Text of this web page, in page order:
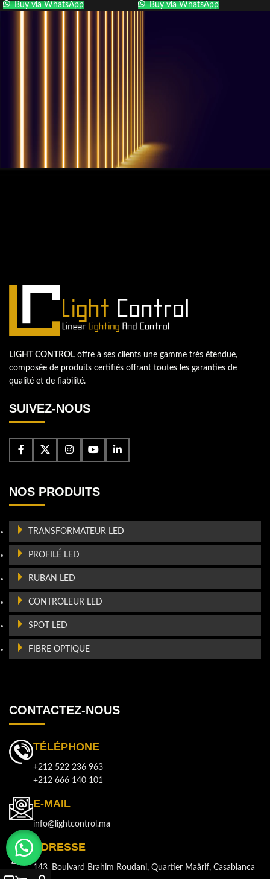
Buy via WhatsApp
Buy via WhatsApp
LIGHT CONTROL offre à ses clients une gamme très étendue,
composée de produits certifiés offrant toutes les garanties de
qualité et de fiabilité.
SUIVEZ-NOUS
NOS PRODUITS
TRANSFORMATEUR LED
PROFILÉ LED
RUBAN LED
CONTROLEUR LED
SPOT LED
FIBRE OPTIQUE
CONTACTEZ-NOUS
TÉLÉPHONE
+212 522 236 963
+212 666 140 101
E-MAIL
info@lightcontrol.ma
ADRESSE
143, Boulvard Brahim Roudani, Quartier Maârif, Casablanca